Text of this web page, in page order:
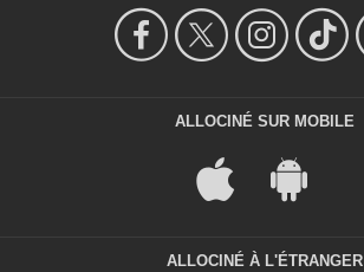
ALLOCINÉ SUR MOBILE
ALLOCINÉ À L'ÉTRANGER